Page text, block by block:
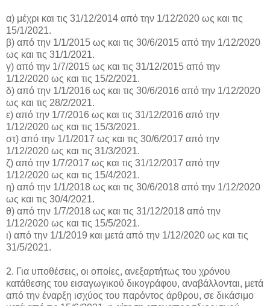
α) μέχρι και τις 31/12/2014 από την 1/12/2020 ως και τις
15/1/2021.
β) από την 1/1/2015 ως και τις 30/6/2015 από την 1/12/2020
ως και τις 31/1/2021.
γ) από την 1/7/2015 ως και τις 31/12/2015 από την
1/12/2020 ως και τις 15/2/2021.
δ) από την 1/1/2016 ως και τις 30/6/2016 από την 1/12/2020
ως και τις 28/2/2021.
ε) από την 1/7/2016 ως και τις 31/12/2016 από την
1/12/2020 ως και τις 15/3/2021.
στ) από την 1/1/2017 ως και τις 30/6/2017 από την
1/12/2020 ως και τις 31/3/2021.
ζ) από την 1/7/2017 ως και τις 31/12/2017 από την
1/12/2020 ως και τις 15/4/2021.
η) από την 1/1/2018 ως και τις 30/6/2018 από την 1/12/2020
ως και τις 30/4/2021.
θ) από την 1/7/2018 ως και τις 31/12/2018 από την
1/12/2020 ως και τις 15/5/2021.
ι) από την 1/1/2019 και μετά από την 1/12/2020 ως και τις
31/5/2021.
2. Για υποθέσεις, οι οποίες, ανεξαρτήτως του χρόνου
κατάθεσης του εισαγωγικού δικογράφου, αναβάλλονται, μετά
από την έναρξη ισχύος του παρόντος άρθρου, σε δικάσιμο